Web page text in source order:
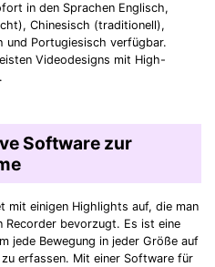
in den Sprachen Englisch,
Chinesisch (traditionell),
und Portugiesisch verfügbar.
Videodesigns mit High-
Software zur
mit einigen Highlights auf, die man
Recorder bevorzugt. Es ist eine
jede Bewegung in jeder Größe auf
erfassen. Mit einer Software für